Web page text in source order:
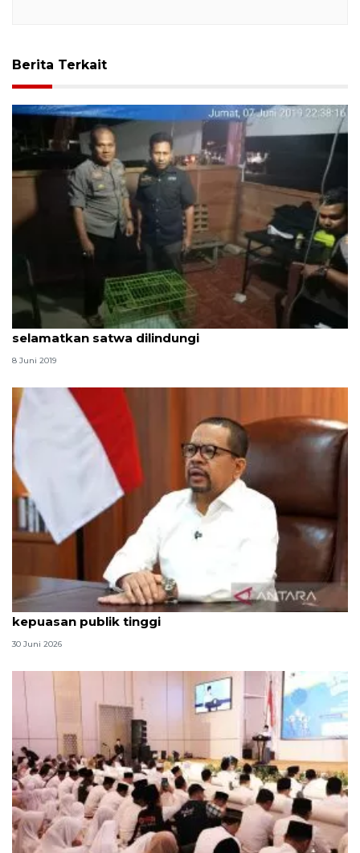
Berita Terkait
Petugas pengamanan Lebaran di Agam
selamatkan satwa dilindungi
8 Juni 2019
Qodari: Pemerintah tak puas diri meski tingkat
kepuasan publik tinggi
30 Juni 2026